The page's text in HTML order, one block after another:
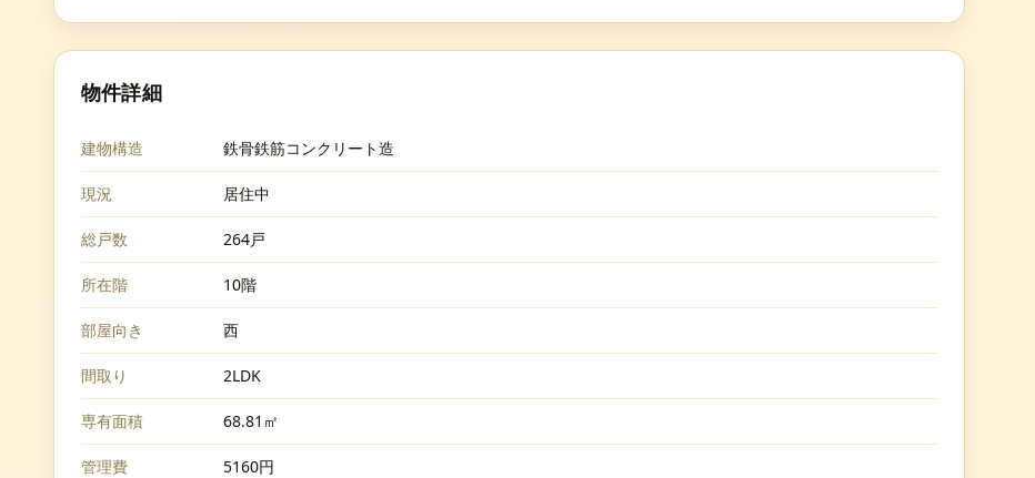
物件詳細
建物構造 鉄骨鉄筋コンクリート造
現況 居住中
総戸数 264戸
所在階 10階
部屋向き 西
間取り 2LDK
専有面積 68.81㎡
管理費 5160円